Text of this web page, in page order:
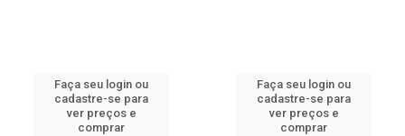
Faça seu login ou
cadastre-se para
ver preços e
comprar
Faça seu login ou
cadastre-se para
ver preços e
comprar